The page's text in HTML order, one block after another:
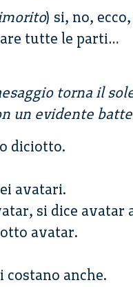
) si, no,
tutte le parti…
torna il
un evidente
diciotto.
avatari.
si dice avatar
avatar.
costano anche.